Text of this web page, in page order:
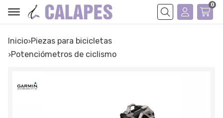
Buscar
0
Inicio
piezas para bicicletas
potenciómetros de ciclismo